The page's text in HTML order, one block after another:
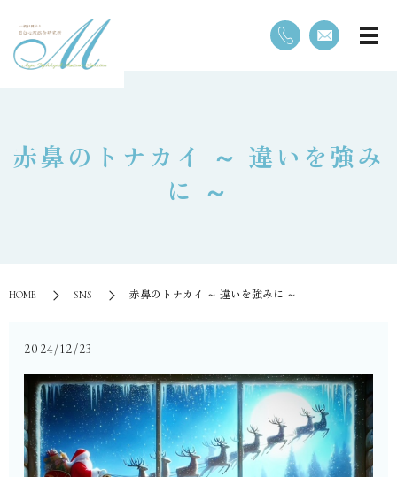
赤鼻のトナカイ ～ 違いを強み
に ～
HOME SNS 赤鼻のトナカイ ～ 違いを強みに ～
2024/12/23